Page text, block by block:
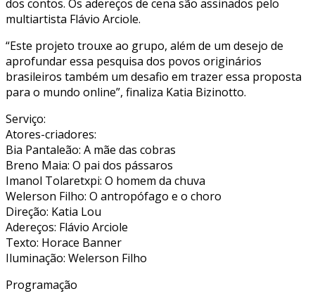
dos contos. Os adereços de cena são assinados pelo
multiartista Flávio Arciole.
“Este projeto trouxe ao grupo, além de um desejo de
aprofundar essa pesquisa dos povos originários
brasileiros também um desafio em trazer essa proposta
para o mundo online”, finaliza Katia Bizinotto.
Serviço:
Atores-criadores:
Bia Pantaleão: A mãe das cobras
Breno Maia: O pai dos pássaros
Imanol Tolaretxpi: O homem da chuva
Welerson Filho: O antropófago e o choro
Direção: Katia Lou
Adereços: Flávio Arciole
Texto: Horace Banner
Iluminação: Welerson Filho
Programação